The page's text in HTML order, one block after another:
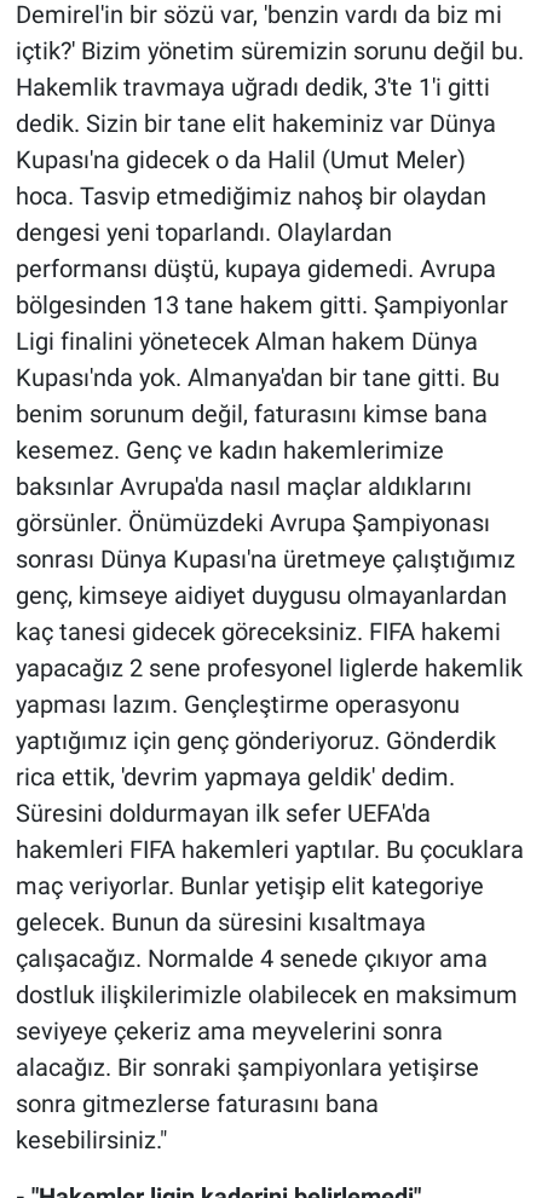
Demirel'in bir sözü var, 'benzin vardı da biz mi
içtik?' Bizim yönetim süremizin sorunu değil bu.
Hakemlik travmaya uğradı dedik, 3'te 1'i gitti
dedik. Sizin bir tane elit hakeminiz var Dünya
Kupası'na gidecek o da Halil (Umut Meler)
hoca. Tasvip etmediğimiz nahoş bir olaydan
dengesi yeni toparlandı. Olaylardan
performansı düştü, kupaya gidemedi. Avrupa
bölgesinden 13 tane hakem gitti. Şampiyonlar
Ligi finalini yönetecek Alman hakem Dünya
Kupası'nda yok. Almanya'dan bir tane gitti. Bu
benim sorunum değil, faturasını kimse bana
kesemez. Genç ve kadın hakemlerimize
baksınlar Avrupa'da nasıl maçlar aldıklarını
görsünler. Önümüzdeki Avrupa Şampiyonası
sonrası Dünya Kupası'na üretmeye çalıştığımız
genç, kimseye aidiyet duygusu olmayanlardan
kaç tanesi gidecek göreceksiniz. FIFA hakemi
yapacağız 2 sene profesyonel liglerde hakemlik
yapması lazım. Gençleştirme operasyonu
yaptığımız için genç gönderiyoruz. Gönderdik
rica ettik, 'devrim yapmaya geldik' dedim.
Süresini doldurmayan ilk sefer UEFA'da
hakemleri FIFA hakemleri yaptılar. Bu çocuklara
maç veriyorlar. Bunlar yetişip elit kategoriye
gelecek. Bunun da süresini kısaltmaya
çalışacağız. Normalde 4 senede çıkıyor ama
dostluk ilişkilerimizle olabilecek en maksimum
seviyeye çekeriz ama meyvelerini sonra
alacağız. Bir sonraki şampiyonlara yetişirse
sonra gitmezlerse faturasını bana
kesebilirsiniz."